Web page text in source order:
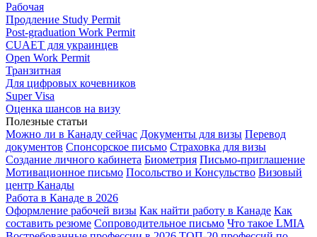
Рабочая
Продление Study Permit
Post-graduation Work Permit
CUAET для украинцев
Open Work Permit
Транзитная
Для цифровых кочевников
Super Visa
Оценка шансов на визу
Полезные статьи
Можно ли в Канаду сейчас Документы для визы Перевод
документов Спонсорское письмо Страховка для визы
Создание личного кабинета Биометрия Письмо-приглашение
Мотивационное письмо Посольство и Консульство Визовый
центр Канады
Работа в Канаде в 2026
Оформление рабочей визы Как найти работу в Канаде Как
составить резюме Сопроводительное письмо Что такое LMIA